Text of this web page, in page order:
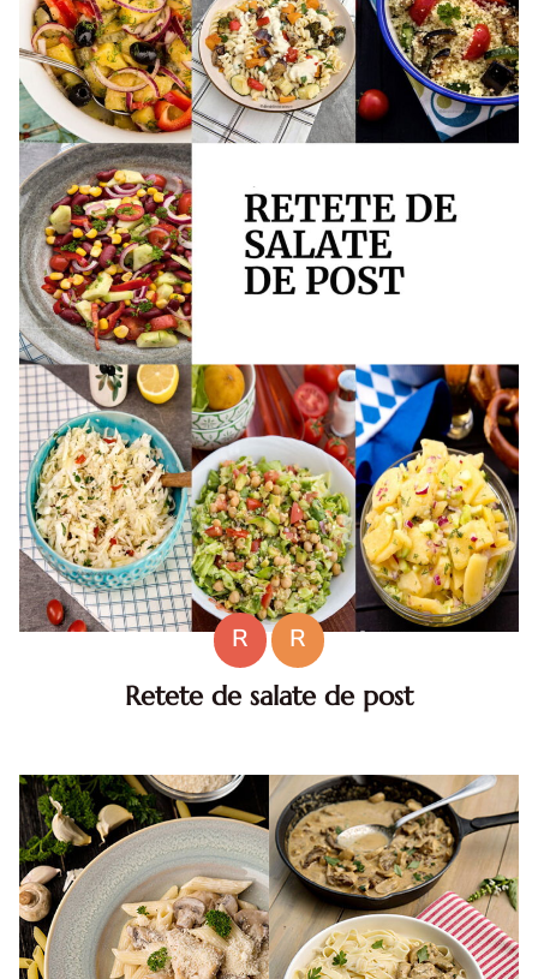
R
R
Retete de salate de post
sanse mari sa gasiti in aceasta colectie idei gustoase
pentru pr...